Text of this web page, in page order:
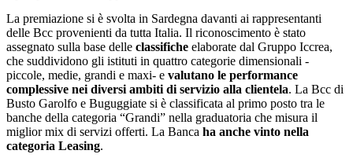
La premiazione si è svolta in Sardegna davanti ai rappresentanti
delle Bcc provenienti da tutta Italia. Il riconoscimento è stato
assegnato sulla base delle classifiche elaborate dal Gruppo Iccrea,
che suddividono gli istituti in quattro categorie dimensionali -
piccole, medie, grandi e maxi- e valutano le performance
complessive nei diversi ambiti di servizio alla clientela. La Bcc di
Busto Garolfo e Buguggiate si è classificata al primo posto tra le
banche della categoria “Grandi” nella graduatoria che misura il
miglior mix di servizi offerti. La Banca ha anche vinto nella
categoria Leasing.